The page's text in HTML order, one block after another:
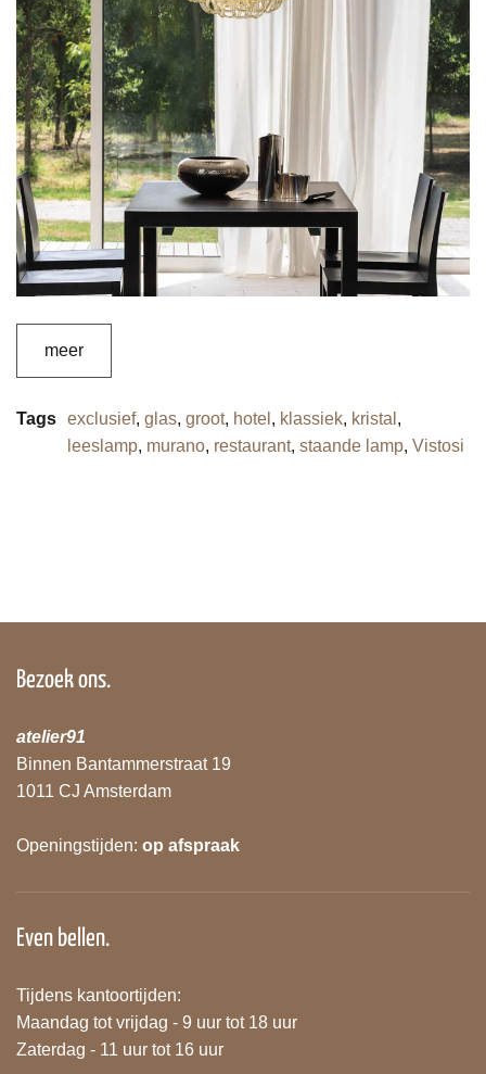
meer
Tags exclusief, glas, groot, hotel , klassiek, kristal ,
leeslamp, murano, restaurant, staande lamp, Vistosi
Bezoek ons.
atelier91
Binnen Bantammerstraat 19
1011 CJ Amsterdam
Openingstijden: op afspraak
Even bellen.
Tijdens kantoortijden:
Maandag tot vrijdag - 9 uur tot 18 uur
Zaterdag - 11 uur tot 16 uur